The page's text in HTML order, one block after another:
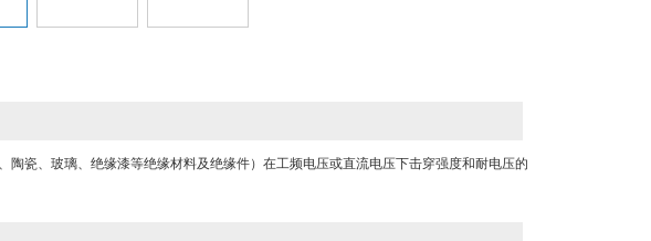
瓷、玻璃、绝缘漆等绝缘材料及绝缘件）在工频电压或直流电压下击穿强度和耐电压的